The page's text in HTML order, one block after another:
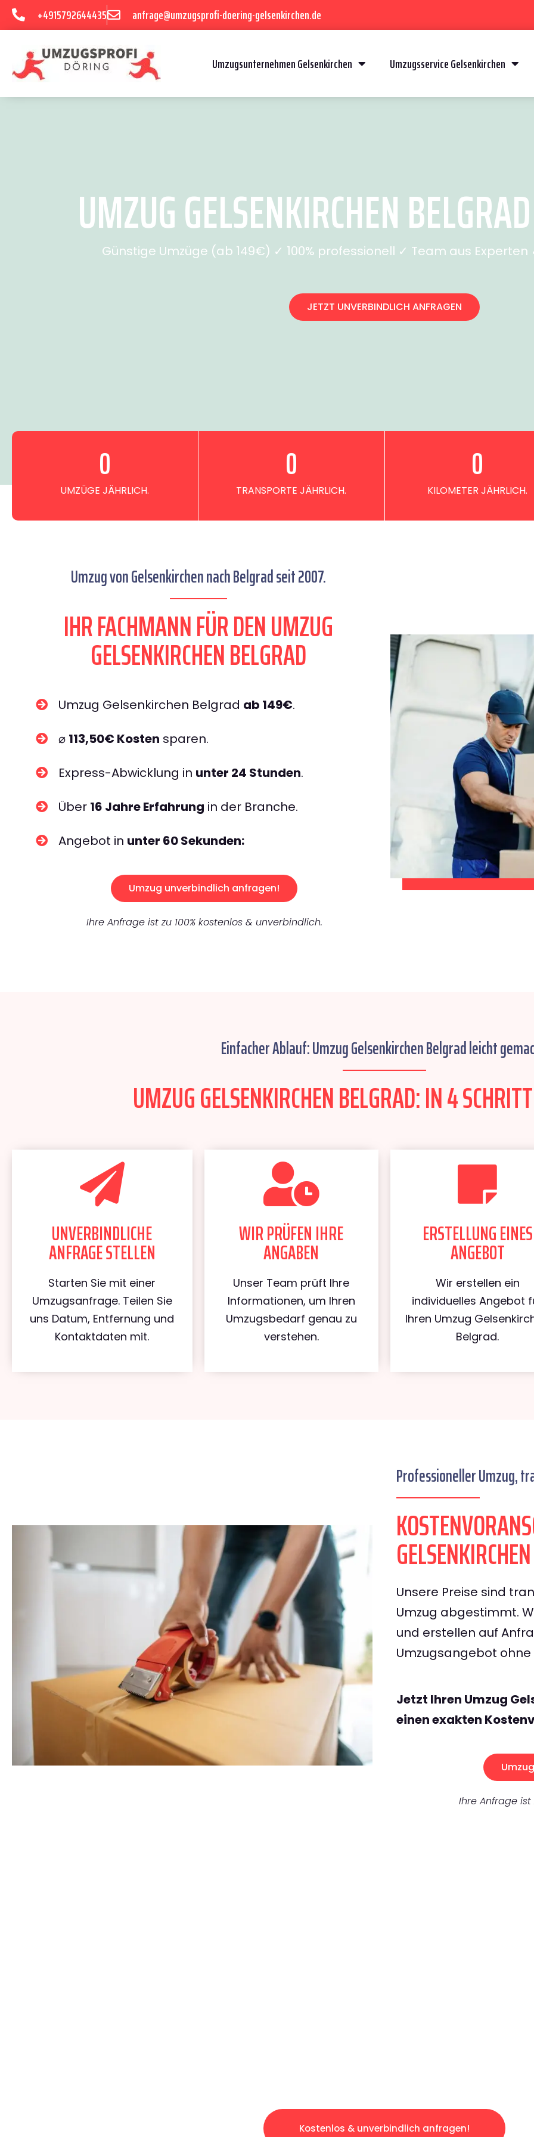
+4915792644435 anfrage@umzugsprofi-doering-gelsenkirchen.de
Umzugsunternehmen Gelsenkirchen Umzugsservice Gelsenkirchen
UMZUG GELSENKIRCHEN
Günstige Umzüge (ab 149€) ✓ 100% professionell ✓ Team aus
JETZT UNVERBINDLICH ANFRAGEN
UMZÜGE JÄHRLICH.
0
TRANSPORTE JÄHRLICH.
0
KILOMETER JÄHRLICH.
0
Umzug von Gelsenkirchen nach Belgrad seit 2007.
IHR FACHMANN FÜR DEN UMZUG
GELSENKIRCHEN BELGRAD
Umzug Gelsenkirchen Belgrad ab 149€.
⌀ 113,50€ Kosten sparen.
Express-Abwicklung in unter 24 Stunden.
Über 16 Jahre Erfahrung in der Branche.
Angebot in unter 60 Sekunden:
Umzug unverbindlich anfragen!
Ihre Anfrage ist zu 100% kostenlos & unverbindlich.
Einfacher Ablauf: Umzug Gelsenkirchen Belgrad leicht
UMZUG GELSENKIRCHEN BELGRAD: IN 4
UNVERBINDLICHE
ANFRAGE STELLEN
Starten Sie mit einer
Umzugsanfrage. Teilen Sie
uns Datum, Entfernung und
Kontaktdaten mit.
WIR PRÜFEN IHRE
ANGABEN
Unser Team prüft Ihre
Informationen, um Ihren
Umzugsbedarf genau zu
verstehen.
ERSTELLUNG EINES
ANGEBOT
Wir erstellen ein
individuelles Angebot
Ihren Umzug
Belgrad.
Professioneller Umzug,
Unsere Preise sind
Umzug abgestimmt.
und erstellen auf
Umzugsangebot
Jetzt Ihren Umzug
einen exakten
Ihre Anfrage ist
Kostenlos & unverbindlich anfragen!